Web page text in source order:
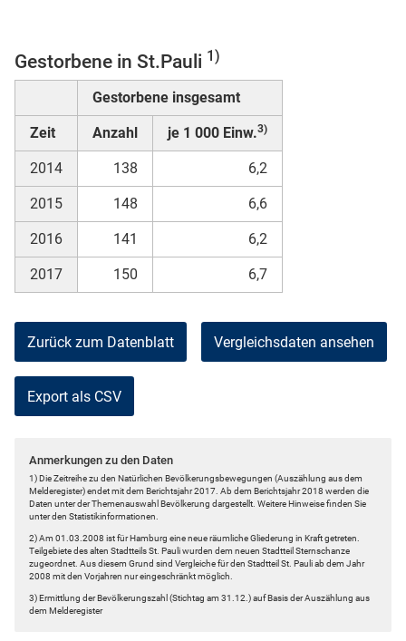
Gestorbene in St.Pauli 1)
Gestorbene insgesamt
Zeit Anzahl je 1 000 Einw.3)
2014 138 6,2
2015 148 6,6
2016 141 6,2
2017 150 6,7
Zurück zum Datenblatt Vergleichsdaten ansehen
Export als CSV
Anmerkungen zu den Daten
1) Die Zeitreihe zu den Natürlichen Bevölkerungsbewegungen (Auszählung aus dem
Melderegister) endet mit dem Berichtsjahr 2017. Ab dem Berichtsjahr 2018 werden die
Daten unter der Themenauswahl Bevölkerung dargestellt. Weitere Hinweise finden Sie
unter den Statistikinformationen.
2) Am 01.03.2008 ist für Hamburg eine neue räumliche Gliederung in Kraft getreten.
Teilgebiete des alten Stadtteils St. Pauli wurden dem neuen Stadtteil Sternschanze
zugeordnet. Aus diesem Grund sind Vergleiche für den Stadtteil St. Pauli ab dem Jahr
2008 mit den Vorjahren nur eingeschränkt möglich.
3) Ermittlung der Bevölkerungszahl (Stichtag am 31.12.) auf Basis der Auszählung aus
dem Melderegister